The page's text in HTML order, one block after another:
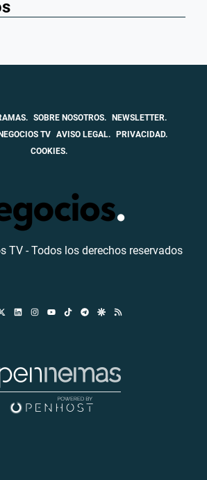
SOBRE NOSOTROS.
NEWSLETTER.
TV AVISO LEGAL.
PRIVACIDAD.
COOKIES.
TV - Todos los derechos reservados
LinkedinInstagramTikTokTelegramGoogle Discover